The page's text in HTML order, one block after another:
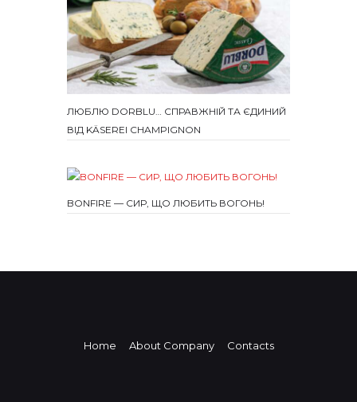
ЛЮБЛЮ DORBLU… СПРАВЖНІЙ ТА ЄДИНИЙ
ВІД KÄSEREI CHAMPIGNON
BONFIRE — СИР, ЩО ЛЮБИТЬ ВОГОНЬ!
Home About Company Contacts